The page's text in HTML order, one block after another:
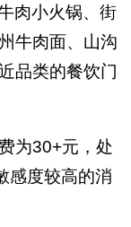
肉小火锅、街
牛肉面、山沟
品类的餐饮门
为30+元，处
感度较高的消